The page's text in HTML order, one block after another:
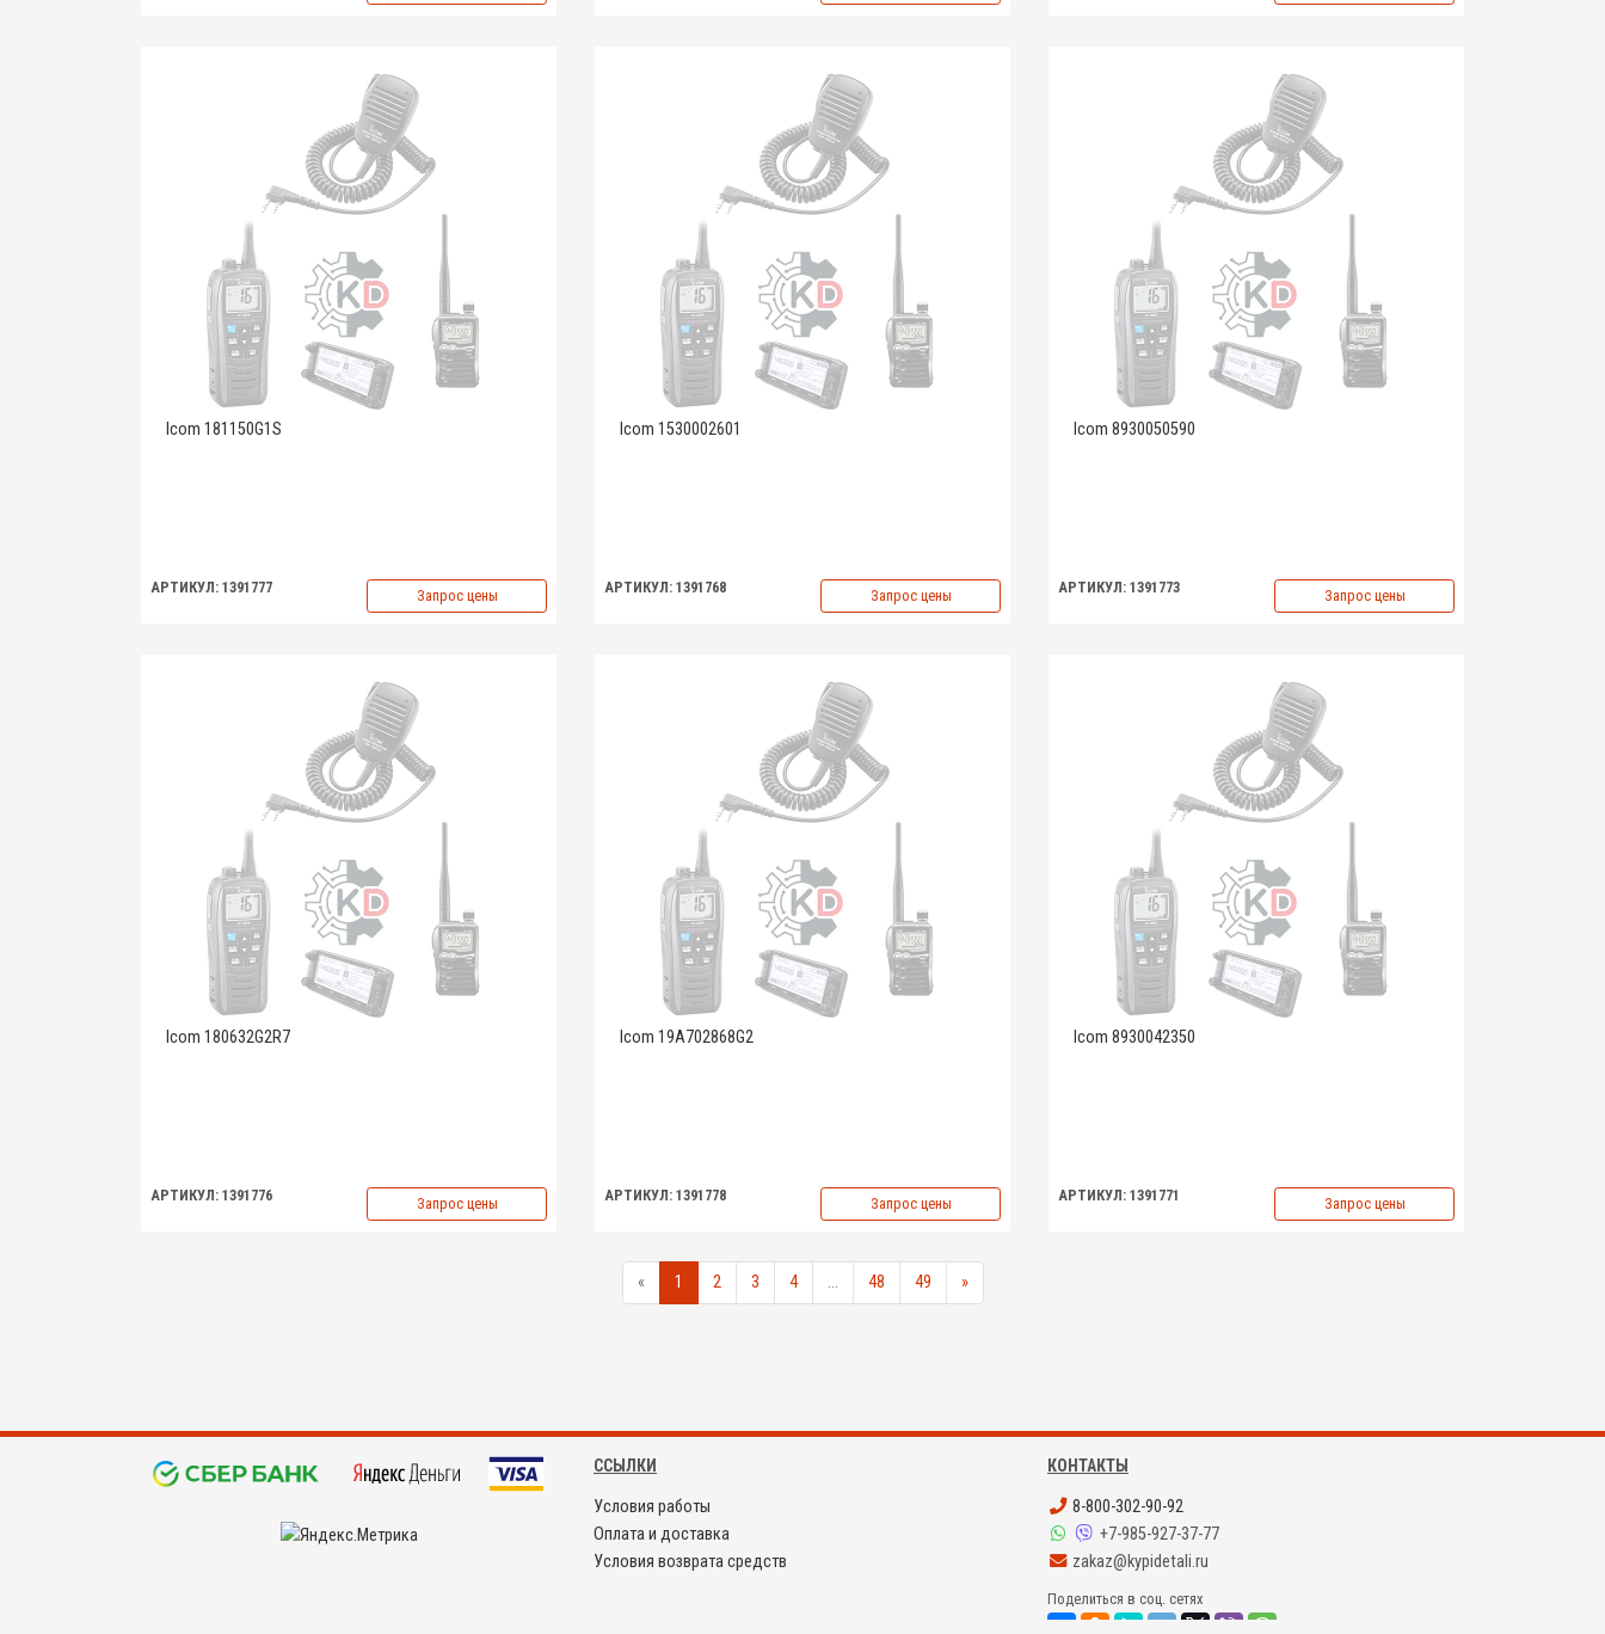
Icom 181150G1S
АРТИКУЛ: 1391777 Запрос цены
Icom 1530002601
АРТИКУЛ: 1391768 Запрос цены
Icom 8930050590
АРТИКУЛ: 1391773 Запрос цены
Icom 180632G2R7
АРТИКУЛ: 1391776 Запрос цены
Icom 19A702868G2
АРТИКУЛ: 1391778 Запрос цены
Icom 8930042350
АРТИКУЛ: 1391771 Запрос цены
« 1 2 3 4 ... 48 49 »
ССЫЛКИ
Условия работы
Оплата и доставка
Условия возврата средств
КОНТАКТЫ
8-800-302-90-92
+7-985-927-37-77
zakaz@kypidetali.ru
Поделиться в соц. сетях